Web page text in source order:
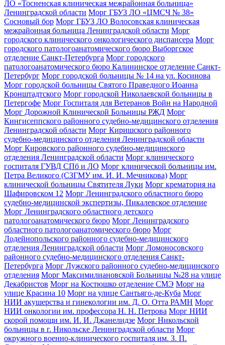
ЛО «Тосненская клиническая межрайонная больница»
Ленинградской области Морг ГБУЗ ЛО «ЦМСЧ № 38»
Сосновый бор Морг ГБУЗ ЛО Волосовская клиническая
межрайонная больница Ленинградской области Морг
городского клинического онкологического диспансера Морг
городского патологоанатомического бюро Выборгское
отделение Санкт-Петербурга Морг городского
патологоанатомического бюро Калининское отделение Санкт-
Петербург Морг городской больницы № 14 на ул. Косинова
Морг городской больницы Святого Праведного Иоанна
Кронштадтского Морг городской Николаевской больницы в
Петергофе Морг Госпиталя для Ветеранов Войн на Народной
Морг Дорожной Клинической Больницы РЖД Морг
Кингисеппского районного судебно-медицинского отделения
Ленинградской области Морг Киришского районного
судебно-медицинского отделения Ленинградской области
Морг Кировского районного судебно-медицинского
отделения Ленинградской области Морг клинического
госпиталя ГУВД СПб и ЛО Морг клинической больницы им.
Петра Великого (СЗГМУ им. И. И. Мечникова) Морг
клинической больницы Святителя Луки Морг крематория на
Шафировском 12 Морг Ленинградского областного бюро
судебно-медицинской экспертизы, Пикалевское отделение
Морг Ленинградского областного детского
патологоанатомического бюро Морг Ленинградского
областного патологоанатомического бюро Морг
Лодейнопольского районного судебно-медицинского
отделения Ленинградской области Морг Ломоносовского
районного судебно-медицинского отделения Санкт-
Петербурга Морг Лужского районного судебно-медицинского
отделения Морг Максимилиановской Больницы №28 на улице
Декабристов Морг на Костюшко отделение СМЭ Морг на
улице Красина 10 Морг на улице Сантьяго-де-Куба Морг
НИИ акушерства и гинекологии им. Д. О. Отта РАМН Морг
НИИ онкологии им. профессора Н. Н. Петрова Морг НИИ
скорой помощи им. И. И. Джанелидзе Морг Никольской
больницы в г. Никольске Ленинградской области Морг
окружного военно-клинического госпиталя им. З. П.